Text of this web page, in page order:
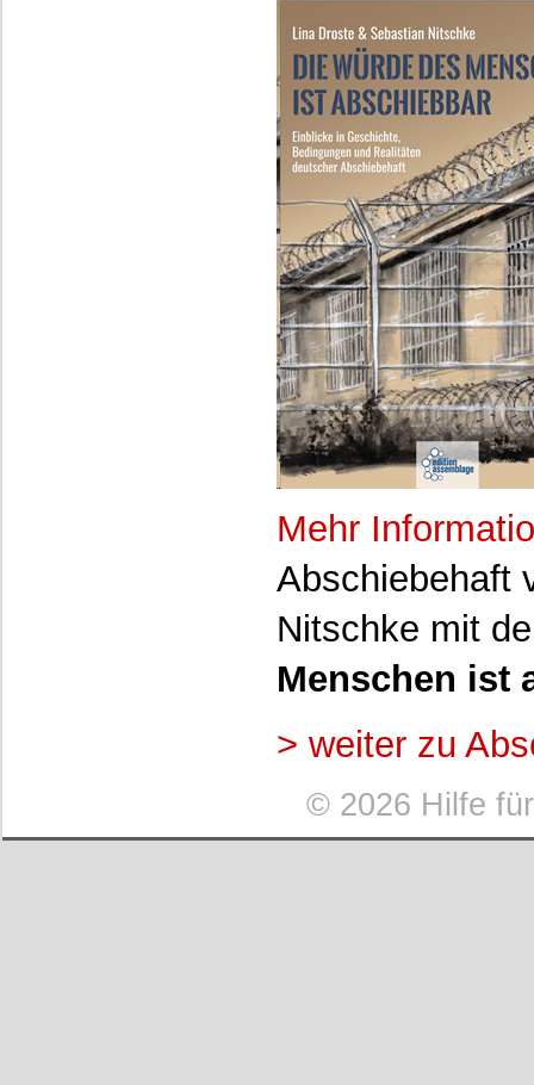
Mehr
Abschiebehaft
Nitschke mit
Menschen ist
> weiter zu
© 2026 Hilfe